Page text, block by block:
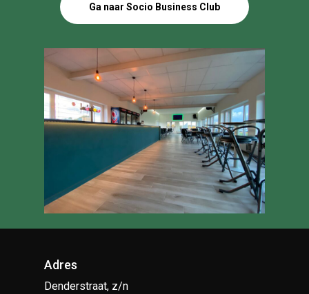
Ga naar Socio Business Club
Adres
Denderstraat, z/n